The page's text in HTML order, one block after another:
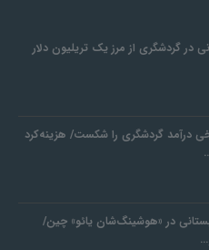
در گردشگری از مرز یک تریلیون دلار
درآمد گردشگری را شکست/ هزینه‌کرد
در «هوشینگ‌شان یائو» چین/